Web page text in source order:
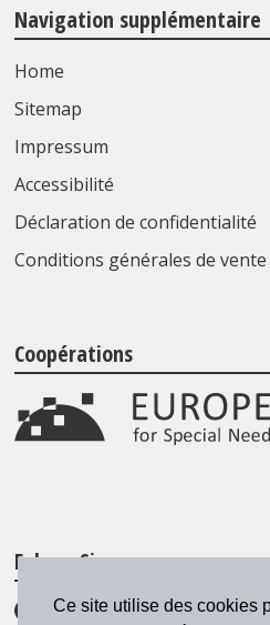
Ce site utilise des cookies
Navigation supplémentaire
Home
Sitemap
Impressum
Accessibilité
Déclaration de confidentialité
Conditions générales de vente
Coopérations
Folgen Sie uns